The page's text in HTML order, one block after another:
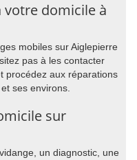
votre domicile à
mobiles sur Aiglepierre
pas à les contacter
procédez aux réparations
ses environs.
sur
un diagnostic, une